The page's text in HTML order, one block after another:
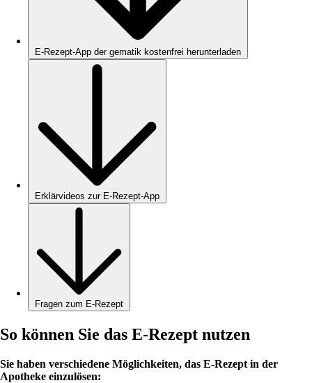
E-Rezept-App der gematik kostenfrei herunterladen
Erklärvideos zur E-Rezept-App
Fragen zum E-Rezept
So können Sie das E-Rezept nutzen
Sie haben verschiedene Möglichkeiten, das E-Rezept in der
Apotheke einzulösen: